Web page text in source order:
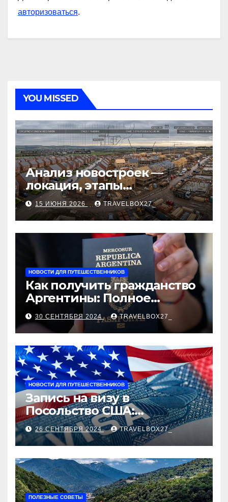
авторизоваться.
YOU MISSED
Анализ новостроек —
локация, этапы
строительства, проверка
застройщика, сценарии
оформления сделки и
рыночные ориентиры
15 ИЮНЯ 2026 TRAVELBOX27_
НОВОСТИ ДЛЯ ПУТЕШЕСТВЕННИКОВ
Как получить гражданство
Аргентины: Полное
руководство
30 СЕНТЯБРЯ 2024 TRAVELBOX27_
НОВОСТИ ДЛЯ ПУТЕШЕСТВЕННИКОВ
Запись на визу в
Посольство США:
Пошаговое руководство
26 СЕНТЯБРЯ 2024 TRAVELBOX27_
ПОЛЕЗНЫЕ СОВЕТЫ